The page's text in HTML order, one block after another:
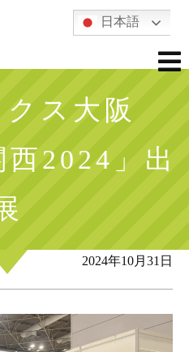
日本語
ス大阪
西2024」出
2024年10月31日